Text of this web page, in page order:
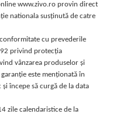
www.zivo.ro provin direct
nationala susținută de catre
cu prevederile
privind protecția
vânzarea produselor și
este menționată în
începe să curgă de la data
zile calendaristice de la